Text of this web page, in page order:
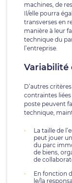
machines, de
Il/elle pourra
transverses en
manière à leur
technique du
l’entreprise.
Variabilité
D’autres
contraintes
poste peuvent
technique,
La taille de
peut jouer
du parc
de biens,
de
En fonction
le/la